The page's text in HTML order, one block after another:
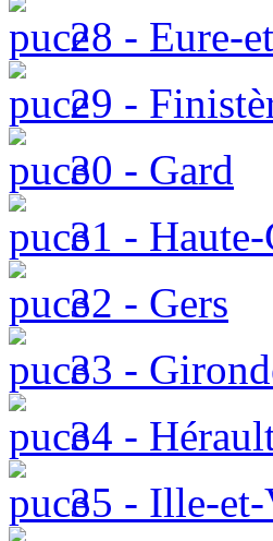
28 - Eure-
29 -
30 - Gard
31 - Haute-
32 - Gers
33 -
34 -
35 - Ille-et-